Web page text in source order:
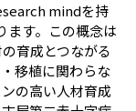
mindを持
ます。この概念は
育成とつながる
移植に関わらな
の高い人材育成